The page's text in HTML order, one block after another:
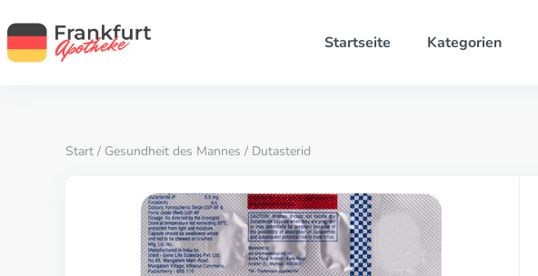
Startseite Kategorien
Start / Gesundheit des Mannes / Dutasterid